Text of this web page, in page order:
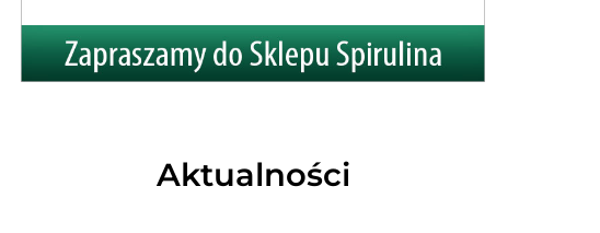
Aktualności